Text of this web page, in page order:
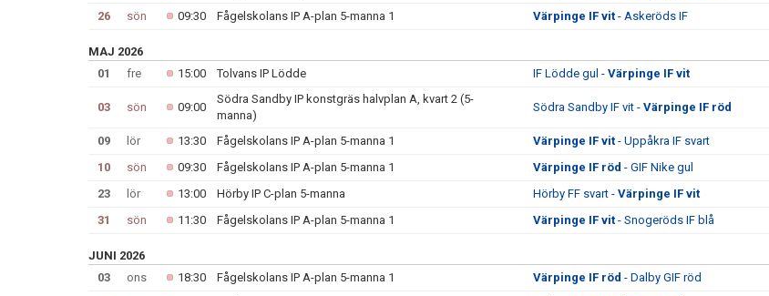
26
sön 09:30 Fågelskolans IP A-plan 5-manna 1 Värpinge IF vit - Askeröds IF
MAJ 2026
01
fre 15:00Tolvans IP Lödde IF Lödde gul - Värpinge IF vit
03 sön 09:00
Södra Sandby IP konstgräs halvplan A, kvart 2 (5-
manna)
Södra Sandby IF vit - Värpinge IF röd
09 lör 13:30 Fågelskolans IP A-plan 5-manna 1 Värpinge IF vit - Uppåkra IF svart
10
sön 09:30 Fågelskolans IP A-plan 5-manna 1 Värpinge IF röd - GIF Nike gul
23
lör 13:00 Hörby IP C-plan 5-manna Hörby FF svart - Värpinge IF vit
31
sön 11:30 Fågelskolans IP A-plan 5-manna 1 Värpinge IF vit - Snogeröds IF blå
JUNI 2026
03
ons 18:30 Fågelskolans IP A-plan 5-manna 1 Värpinge IF röd - Dalby GIF röd